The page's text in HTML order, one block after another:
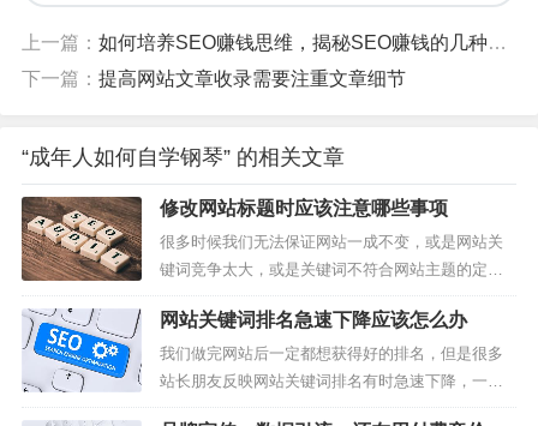
上一篇： 如何培养SEO赚钱思维，揭秘SEO赚钱的几种境界
下一篇： 提高网站文章收录需要注重文章细节
“成年人如何自学钢琴” 的相关文章
修改网站标题时应该注意哪些事项
很多时候我们无法保证网站一成不变，或是网站关
键词竞争太大，或是关键词不符合网站主题的定
位，或是站长们要对网站进行新的定位，我们都需
要或多或少的修改网站标题。很多朋友认为网站标
题一旦修改后，关键词排名下降甚至没有，权重直
接降低，那么，搜索引擎是不是如此的不人性化，
网站标题到底能不能修改，是不是有一种办...
网站关键词排名急速下降应该怎么办
我们做完网站后一定都想获得好的排名，但是很多
站长朋友反映网站关键词排名有时急速下降，一旦
没有排名也就意味着流量、收入都会受到影响。那